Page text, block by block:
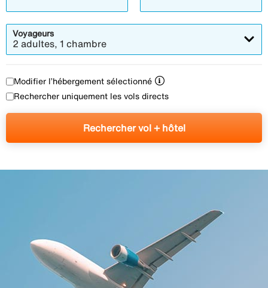
Voyageurs
2 adultes, 1 chambre
Modifier l’hébergement sélectionné
Rechercher uniquement les vols directs
Rechercher vol + hôtel